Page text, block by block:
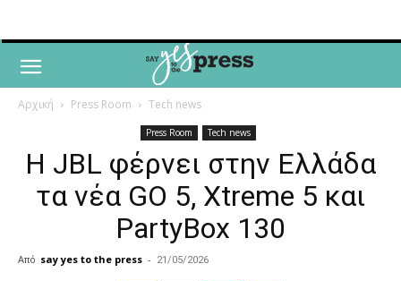
Αρχική Press Room Tech news
Press Room Tech news
Η JBL φέρνει στην Ελλάδα
τα νέα GO 5, Xtreme 5 και
PartyBox 130
Από say yes to the press - 21/05/2026